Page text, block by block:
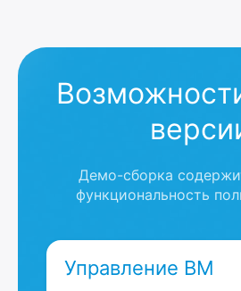
Демо-сборка
функциональность
Управление ВМ